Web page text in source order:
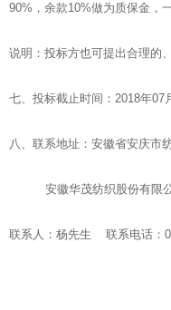
90%，余款10%做为质保金，
说明：投标方也可提出合理的
七、投标截止时间：2018年07
八、联系地址：安徽省安庆市
安徽华茂纺织股份有限公
联系人：杨先生 联系电话